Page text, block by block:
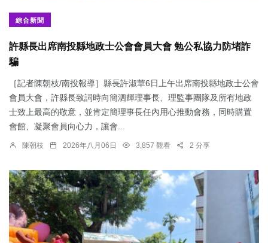
綜合新聞
許縣長出席南投縣地政士公會會員大會 勉公私協力防堵詐
騙
［記者陳朝枝/南投報導］縣長許淑華6日上午出席南投縣地政士公會
會員大會，許縣長致詞時向簡泗輝理事長、理監事團隊及所有地政
士致上最高的敬意，並肯定簡理事長任內用心推動會務，同時購置
會館、凝聚會員向心力，讓會...
陳朝枝 2026年八月06日 3,857 觀看 2 分享